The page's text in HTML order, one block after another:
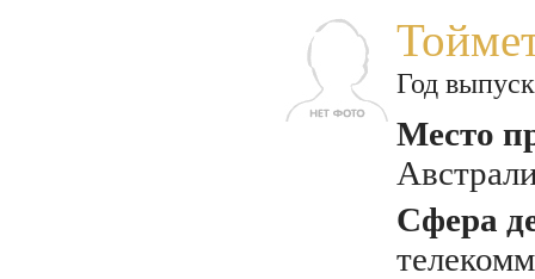
Год
Место
Сфера